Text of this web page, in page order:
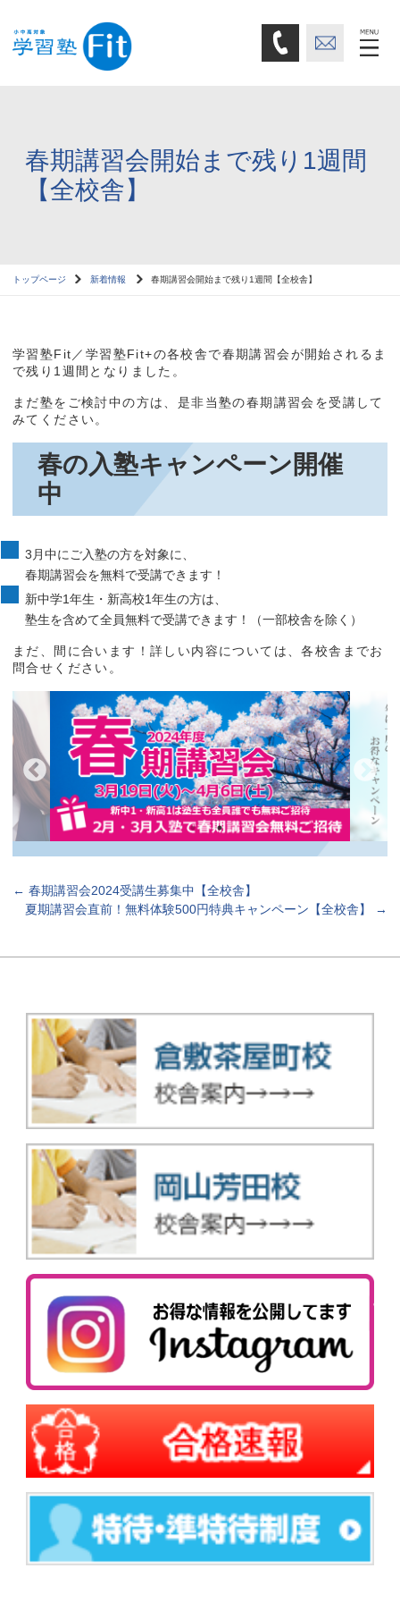
春期講習会開始まで残り1週間
【全校舎】
トップページ 新着情報 春期講習会開始まで残り1週間【全校舎】
学習塾Fit／学習塾Fit+の各校舎で春期講習会が開始されるま
で残り1週間となりました。
まだ塾をご検討中の方は、是非当塾の春期講習会を受講して
みてください。
春の入塾キャンペーン開催
中
3月中にご入塾の方を対象に、
春期講習会を無料で受講できます！
新中学1年生・新高校1年生の方は、
塾生を含めて全員無料で受講できます！（一部校舎を除く）
まだ、間に合います！詳しい内容については、各校舎までお
問合せください。
← 春期講習会2024受講生募集中【全校舎】
夏期講習会直前！無料体験500円特典キャンペーン【全校舎】
→